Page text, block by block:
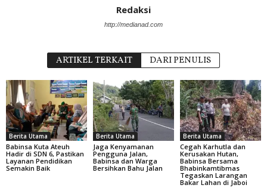
Redaksi
http://medianad.com
ARTIKEL TERKAIT DARI PENULIS
Berita Utama
Babinsa Kuta Ateuh
Hadir di SDN 6, Pastikan
Layanan Pendidikan
Semakin Baik
Berita Utama
Jaga Kenyamanan
Pengguna Jalan,
Babinsa dan Warga
Bersihkan Bahu Jalan
Berita Utama
Cegah Karhutla dan
Kerusakan Hutan,
Babinsa Bersama
Bhabinkamtibmas
Tegaskan Larangan
Bakar Lahan di Jaboi